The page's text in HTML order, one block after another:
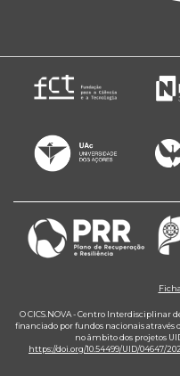
O CICS.NOVA - Centro Interdisciplinar
financiado por fundos nacionais através
no âmbito dos projetos
https://doi.org/10.54499/UID/04647/